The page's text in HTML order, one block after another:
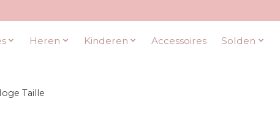
Heren Kinderen Accessoires Solden
Taille